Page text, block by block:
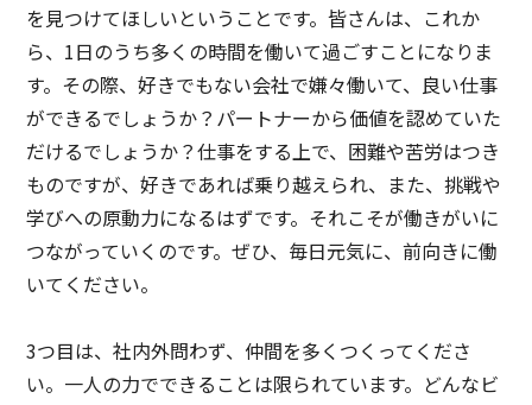
を見つけてほしいということです。皆さんは、これか
ら、1日のうち多くの時間を働いて過ごすことになりま
す。その際、好きでもない会社で嫌々働いて、良い仕事
ができるでしょうか？パートナーから価値を認めていた
だけるでしょうか？仕事をする上で、困難や苦労はつき
ものですが、好きであれば乗り越えられ、また、挑戦や
学びへの原動力になるはずです。それこそが働きがいに
つながっていくのです。ぜひ、毎日元気に、前向きに働
いてください。
3つ目は、社内外問わず、仲間を多くつくってくださ
い。一人の力でできることは限られています。どんなビ